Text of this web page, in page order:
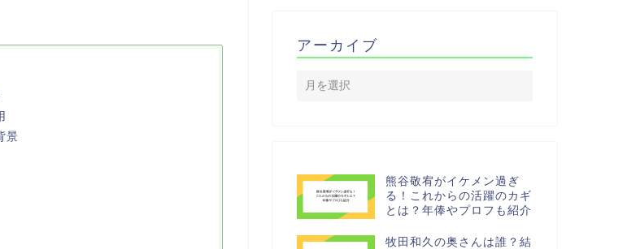
景
アーカイブ
熊谷敬宥がイケメン過ぎ
る！これからの活躍のカギ
とは？年俸やプロフも紹介
牧田和久の奥さんは誰？結